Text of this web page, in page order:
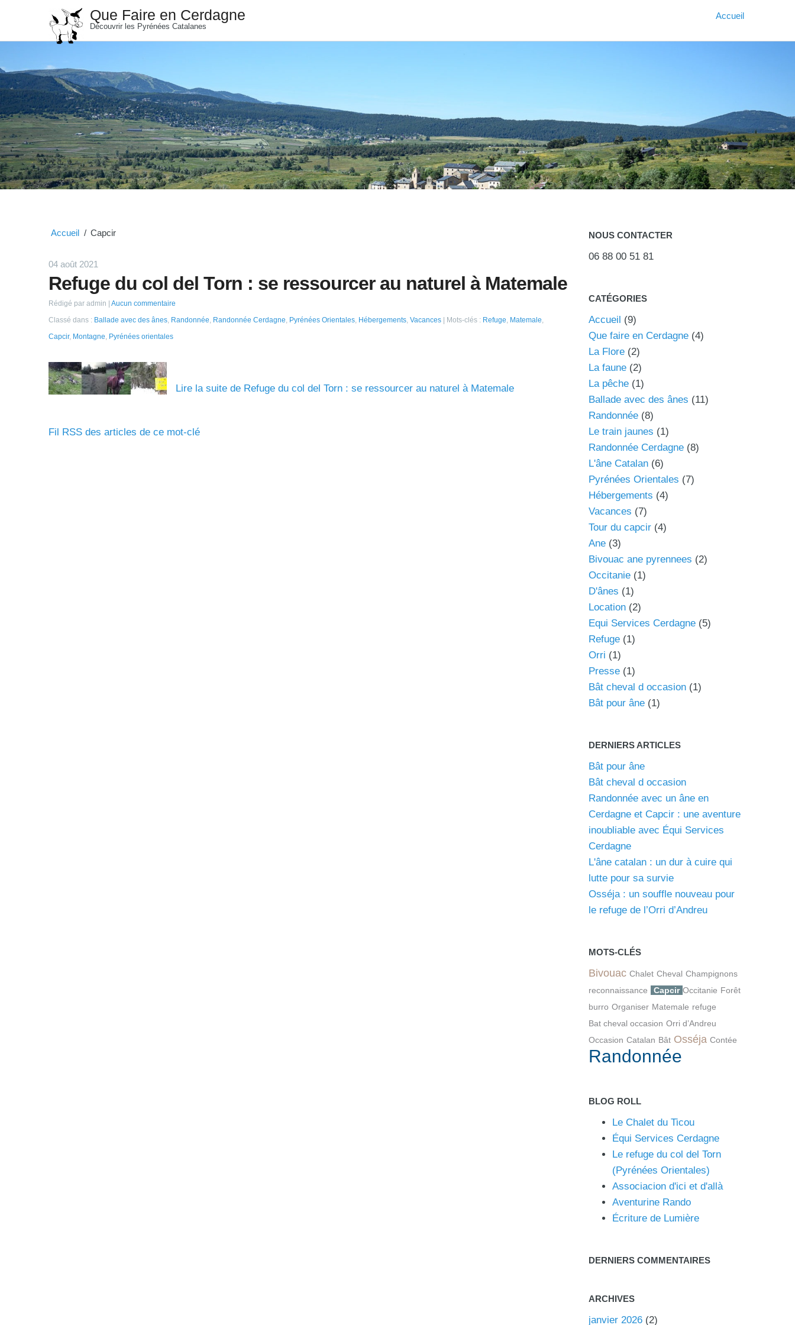
Que Faire en Cerdagne
Découvrir les Pyrénées Catalanes
Accueil
Accueil Capcir
04 août 2021
Refuge du col del Torn : se ressourcer au naturel à Matemale
Rédigé par admin Aucun commentaire
Classé dans : Ballade avec des ânes Randonnée Randonnée Cerdagne Pyrénées Orientales Hébergements Vacances Mots-clés : Refuge Matemale
Capcir, Montagne Pyrénées orientales
Lire la suite de Refuge du col del Torn : se ressourcer au naturel à Matemale
Fil RSS des articles de ce mot-clé
NOUS CONTACTER
06 88 00 51 81
CATÉGORIES
Accueil (9)
Que faire en Cerdagne(4)
La Flore(2)
La faune(2)
La pêche(1)
Ballade avec des ânes (11)
Randonnée(8)
Le train jaunes (1)
Randonnée Cerdagne(8)
L'âne Catalan(6)
Pyrénées Orientales (7)
Hébergements (4)
Vacances (7)
Tour du capcir(4)
Ane(3)
Bivouac ane pyrennees (2)
Occitanie(1)
D'ânes (1)
Location(2)
Equi Services Cerdagne(5)
Refuge(1)
Orri (1)
Presse(1)
Bât cheval d occasion(1)
Bât pour âne(1)
DERNIERS ARTICLES
Bât pour âne
Bât cheval d occasion
Randonnée avec un âne en
Cerdagne et Capcir : une aventure
inoubliable avec Équi Services
Cerdagne
L'âne catalan : un dur à cuire qui
lutte pour sa survie
Osséja : un souffle nouveau pour
le refuge de l’Orri d’Andreu
MOTS-CLÉS
Bivouac Chalet Cheval Champignons
reconnaissance
Capcir Occitanie Forêt
burro Organiser Matemale refuge
Bat cheval occasion Orri d’Andreu
Occasion Catalan Bât Osséja Contée
Randonnée
BLOG ROLL
Le Chalet du Ticou
Équi Services Cerdagne
Le refuge du col del Torn
(Pyrénées Orientales)
Associacion d'ici et d'allà
Aventurine Rando
Écriture de Lumière
DERNIERS COMMENTAIRES
ARCHIVES
janvier 2026(2)